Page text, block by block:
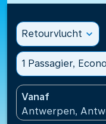
Retourvlucht expand_more
1 Passagier,
Vanaf
Antwerpen,